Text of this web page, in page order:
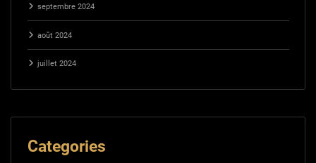
septembre 2024
août 2024
juillet 2024
Categories